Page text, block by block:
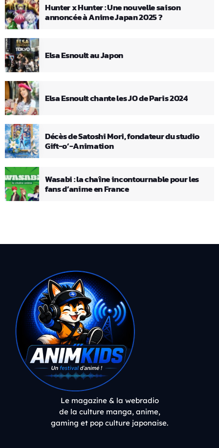
Hunter x Hunter : Une nouvelle saison
annoncée à Anime Japan 2025 ?
Elsa Esnoult au Japon
Elsa Esnoult chante les JO de Paris 2024
Décès de Satoshi Mori, fondateur du studio
Gift-o’-Animation
Wasabi : la chaîne incontournable pour les
fans d’anime en France
Le magazine & la webradio
de la culture manga, anime,
gaming et pop culture japonaise.